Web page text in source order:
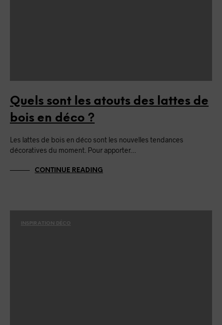
Quels sont les atouts des lattes de
bois en déco ?
Les lattes de bois en déco sont les nouvelles tendances
décoratives du moment. Pour apporter…
CONTINUE READING
INSPIRATION DÉCO